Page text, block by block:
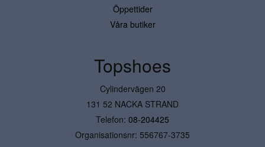
Öppettider
Våra butiker
Topshoes
Cylindervägen 20
131 52 NACKA STRAND
Telefon: 08-204425
Organisationsnr: 556767-3735